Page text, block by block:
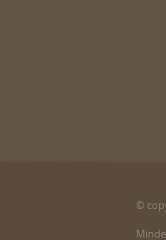
©